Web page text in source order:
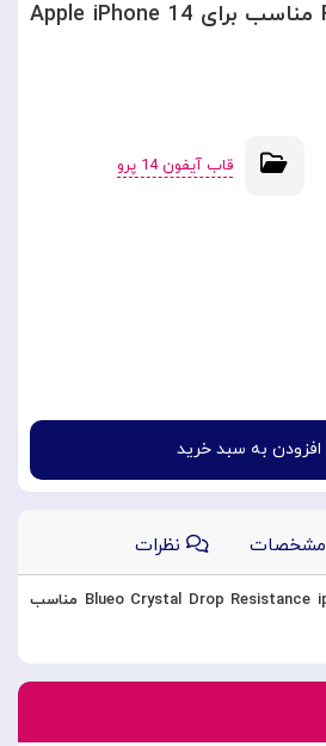
Resistance iphone مناسب برای Apple iPhone 14
قاب آیفون 14 پرو
افزودن به سبد خرید
مشخصات نظرات
قاب برند بلوئو مدل Blueo Crystal Drop Resistance iphone مناسب